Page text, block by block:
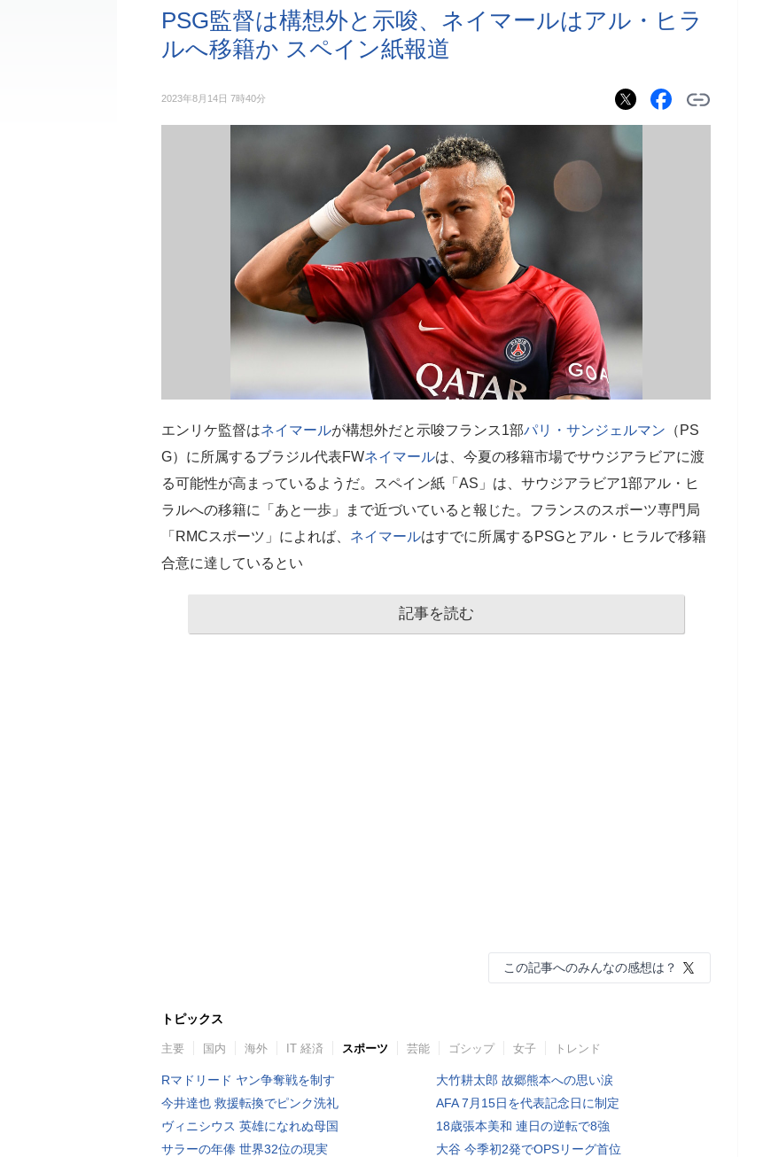
PSG監督は構想外と示唆、ネイマールはアル・ヒラ
ルへ移籍か スペイン紙報道
2023年8月14日 7時40分
エンリケ監督はネイマールが構想外だと示唆フランス1部パリ・サンジェルマン （PS
G）に所属するブラジル代表FWネイマールは、今夏の移籍市場でサウジアラビアに渡
る可能性が高まっているようだ。スペイン紙「AS」は、サウジアラビア1部アル・ヒ
ラルへの移籍に「あと一歩」まで近づいていると報じた。フランスのスポーツ専門局
「RMCスポーツ」によれば、 ネイマールはすでに所属するPSGとアル・ヒラルで移籍
合意に達しているとい
記事を読む
この記事へのみんなの感想は？
トピックス
主要 国内 海外 IT 経済 スポーツ 芸能 ゴシップ 女子 トレンド
Rマドリード ヤン争奪戦を制す
今井達也 救援転換でピンク洗礼
ヴィニシウス 英雄になれぬ母国
サラーの年俸 世界32位の現実
大竹耕太郎 故郷熊本への思い涙
AFA 7月15日を代表記念日に制定
18歳張本美和 連日の逆転で8強
大谷 今季初2発でOPSリーグ首位